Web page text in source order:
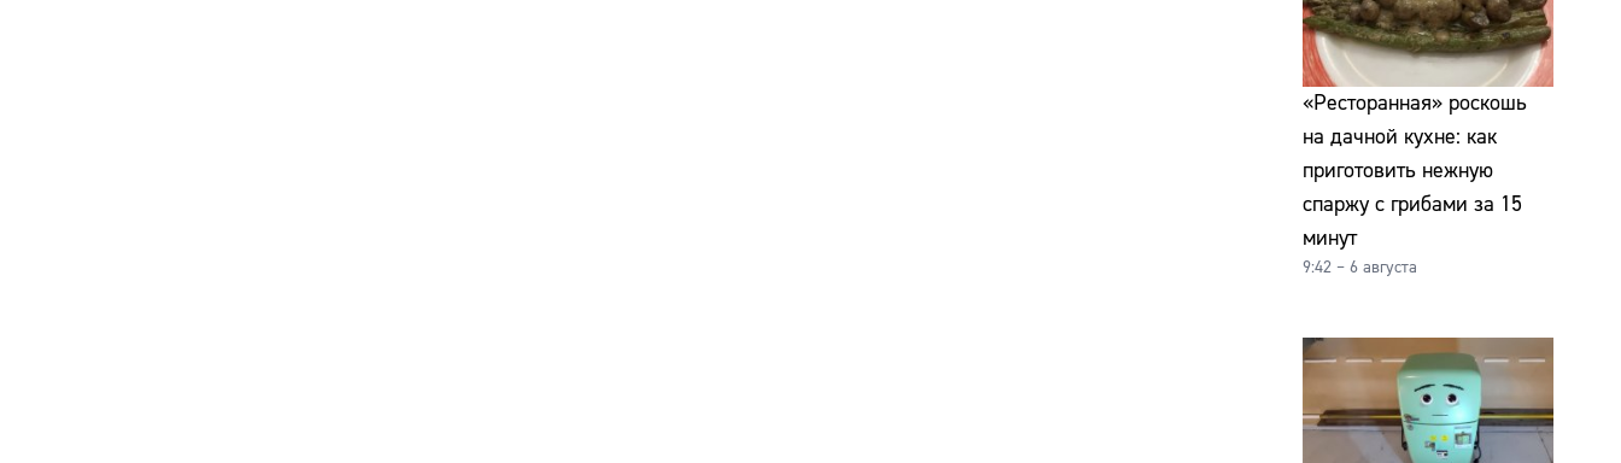
«Ресторанная» роскошь
на дачной кухне: как
приготовить нежную
спаржу с грибами за 15
минут
9:42 – 6 августа